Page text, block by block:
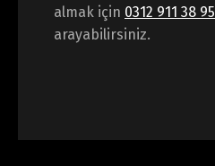
almak için 0312 911 38 95
arayabilirsiniz.